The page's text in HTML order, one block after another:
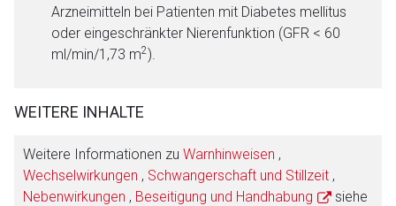
Arzneimitteln bei Patienten mit Diabetes mellitus
oder eingeschränkter Nierenfunktion (GFR < 60
ml/min/1,73 m2).
WEITERE INHALTE
Weitere Informationen zu Warnhinweisen ,
Wechselwirkungen , Schwangerschaft und Stillzeit ,
Nebenwirkungen , Beseitigung und Handhabung
siehe